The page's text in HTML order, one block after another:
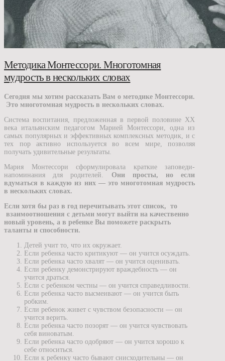
Методика Монтессори. Многотомная
мудрость в нескольких словах
Сегодня мы хотим рассказать Вам о методике Монтессори.
Это многотомная мудрость в нескольких словах.
Cистема воспитания, предложенная в первой половине XX
века итальянским педагогом Марией Монтессори, одна из
самых популярных и эффективных комплексных методик, и с
тех пор активно используется во всем мире, позволяя
получать удивительные результаты.
Мария Монтессори сформулировала краткие заповеди-
напоминания для родителей. Они просты, но если
вдуматься в каждую из них — это многотомная мудрость
в нескольких словах.
Если хотя бы раз в год перечитывать этот список, то
взаимоотношения с детьми могут выйти на качественно
новый уровень, а в ребенке Вы поможете раскрыть
таланты и способности.
Детей учит то, что их окружает.
Если ребенка часто критикуют — он учится осуждать.
Если ребенка часто хвалят — он учится оценивать.
Если ребенку демонстрируют враждебность — он
учится драться.
Если с ребенком честны — он учится справедливости.
Если ребенка часто высмеивают — он учится быть
робким.
Если ребенок живет с чувством безопасности — он
учится верить.
Если ребенка часто позорят — он учится чувствовать
себя виноватым.
Если ребенка часто одобряют — он учится хорошо к
себе относиться.
Если к ребенку часто бывают снисходительны — он